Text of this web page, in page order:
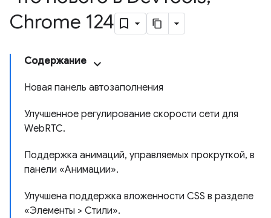
Chrome 124
Содержание
Новая панель автозаполнения
Улучшенное регулирование скорости сети для
WebRTC.
Поддержка анимаций, управляемых прокруткой, в
панели «Анимации».
Улучшена поддержка вложенности CSS в разделе
«Элементы > Стили».